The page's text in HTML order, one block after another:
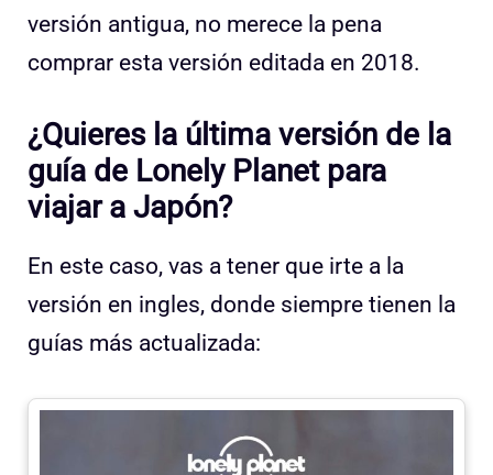
versión antigua, no merece la pena
comprar esta versión editada en 2018.
¿Quieres la última versión de la
guía de Lonely Planet para
viajar a Japón?
En este caso, vas a tener que irte a la
versión en ingles, donde siempre tienen la
guías más actualizada: